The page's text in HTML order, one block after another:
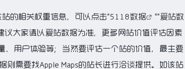
的相关权重信息，可以点击"5118数据 ""爱站数
议大家请以爱站数据为准，更多网站价值评估因素
、用户体验等；当然要评估一个站的价值，最主要
需要找Apple Maps的站长进行洽谈提供。如该站